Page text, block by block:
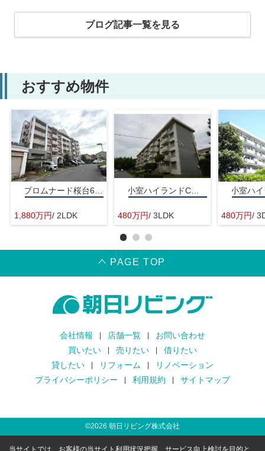
ブログ記事一覧を見る
おすすめ物件
1,880万円/ 2LDK
小室ハイランドC街区
480万円/ 3LDK 480万円/
PAGE TOP
会社情報 店舗一覧
お問い合わせ
買いたい
売りたい
借りたい
貸したい
リフォーム
リノベーション
プライバシーポリシー
利用規約 サイトマップ
©2026 朝日リビング株式会社
当サイトでは、お客様の当サイト利用状況把握、サービス向上検討を目的と